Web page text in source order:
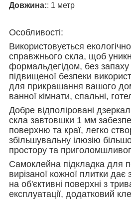
Довжина:: 1 метр
Особливості:
Використовується
справжнього скла, щоб
формальдегідом, без
підвищеної безпеки
для прикрашання вашого
ванної кімнати, спальні,
Добре відполіровані
скла завтовшки 1 мм
поверхню та краї, легко
збільшувальну ілюзію
простору та
Самоклейна підкладка для
вирізаної кожної плитки дає
на об'єктивні поверхні з
експлуатації, додатковий